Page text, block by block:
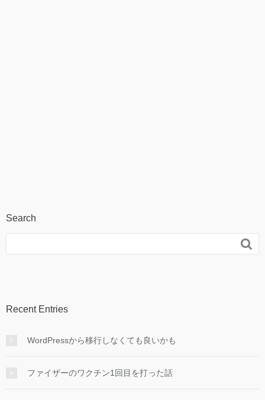
Search

Recent Entries
WordPressから移行しなくても良いかも
ファイザーのワクチン1回目を打った話